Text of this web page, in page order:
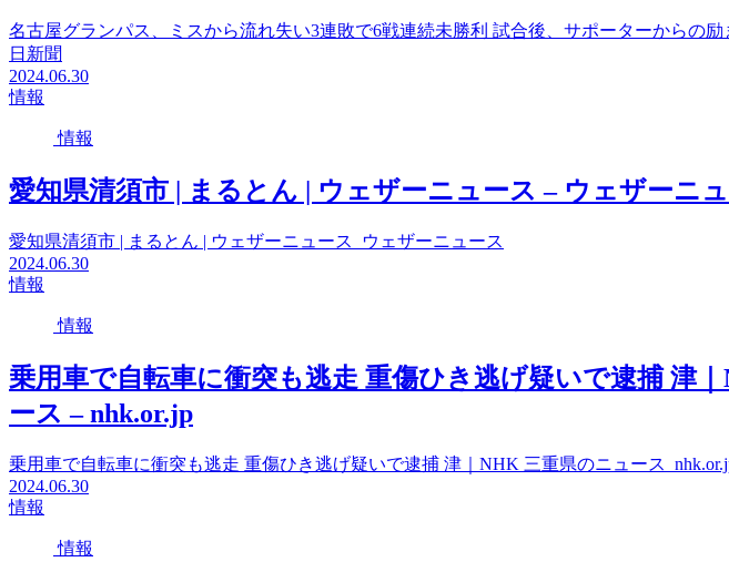
名古屋グランパス、ミスから流れ失い3連敗で6戦連続未勝利 試合後、サポーターからの
日新聞
2024.06.30
情報
情報
愛知県清須市 | まるとん | ウェザーニュース – ウェザーニ
愛知県清須市 | まるとん | ウェザーニュース ウェザーニュース
2024.06.30
情報
情報
乗用車で自転車に衝突も逃走 重傷ひき逃げ疑いで逮捕 津
ース – nhk.or.jp
乗用車で自転車に衝突も逃走 重傷ひき逃げ疑いで逮捕 津｜NHK 三重県のニュース
2024.06.30
情報
情報